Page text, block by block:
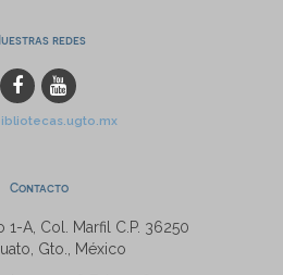
redes
Contacto
1-A, Col. Marfil C.P. 36250
Gto., México